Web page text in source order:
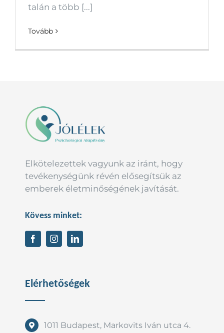
talán a több [...]
Tovább
Elkötelezettek vagyunk az iránt, hogy
tevékenységünk révén elősegítsük az
emberek életminőségének javítását.
Kövess minket:
Elérhetőségek
1011 Budapest, Markovits Iván utca 4.